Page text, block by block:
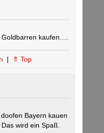
kaufen….
| ⇑ Top
Bayern kauen
wird ein Spaß.